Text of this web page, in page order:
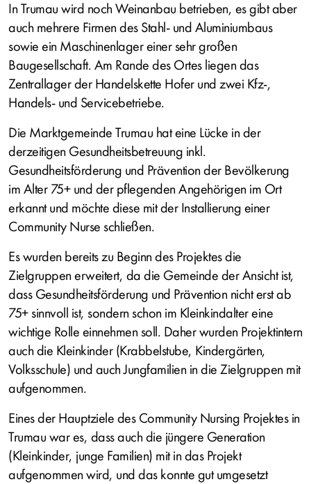
In Trumau wird noch Weinanbau betrieben, es gibt aber
auch mehrere Firmen des Stahl- und Aluminiumbaus
sowie ein Maschinenlager einer sehr großen
Baugesellschaft. Am Rande des Ortes liegen das
Zentrallager der Handelskette Hofer und zwei Kfz-,
Handels- und Servicebetriebe.
Die Marktgemeinde Trumau hat eine Lücke in der
derzeitigen Gesundheitsbetreuung inkl.
Gesundheitsförderung und Prävention der Bevölkerung
im Alter 75+ und der pflegenden Angehörigen im Ort
erkannt und möchte diese mit der Installierung einer
Community Nurse schließen.
Es wurden bereits zu Beginn des Projektes die
Zielgruppen erweitert, da die Gemeinde der Ansicht ist,
dass Gesundheitsförderung und Prävention nicht erst ab
75+ sinnvoll ist, sondern schon im Kleinkindalter eine
wichtige Rolle einnehmen soll. Daher wurden Projektintern
auch die Kleinkinder (Krabbelstube, Kindergärten,
Volksschule) und auch Jungfamilien in die Zielgruppen mit
aufgenommen.
Eines der Hauptziele des Community Nursing Projektes in
Trumau war es, dass auch die jüngere Generation
(Kleinkinder, junge Familien) mit in das Projekt
aufgenommen wird, und das konnte gut umgesetzt